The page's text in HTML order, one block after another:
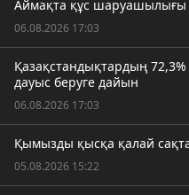
Аймақта құс шаруашылығы
06.08.2026 17:03
Қазақстандықтардың
дауыс беруге дайын
06.08.2026 17:03
Қымызды қысқа қалай
05.08.2026 15:22